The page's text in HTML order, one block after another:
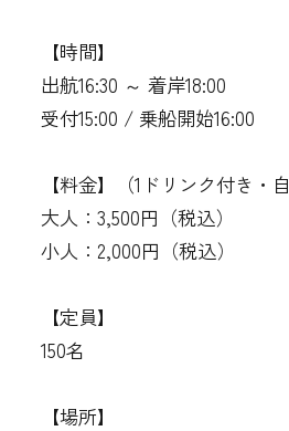
【時間】
出航16:30 ～ 着岸18:00
受付15:00 / 乗船開始16:00
【料金】（1ドリンク付き・
大人：3,500円（税込）
小人：2,000円（税込）
【定員】
150名
【場所】